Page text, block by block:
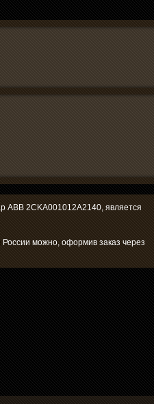
ABB 2CKA001012A2140, является
России можно, оформив заказ через